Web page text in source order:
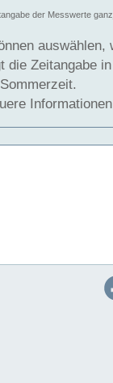
der Messwerte
auswählen,
die Zeitangabe